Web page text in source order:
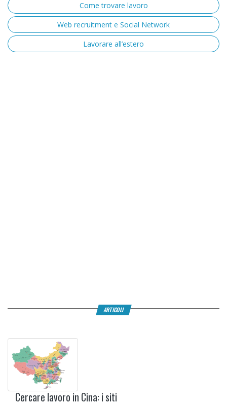
Come trovare lavoro
Web recruitment e Social Network
Lavorare all’estero
ARTICOLI
Cercare lavoro in Cina: i siti